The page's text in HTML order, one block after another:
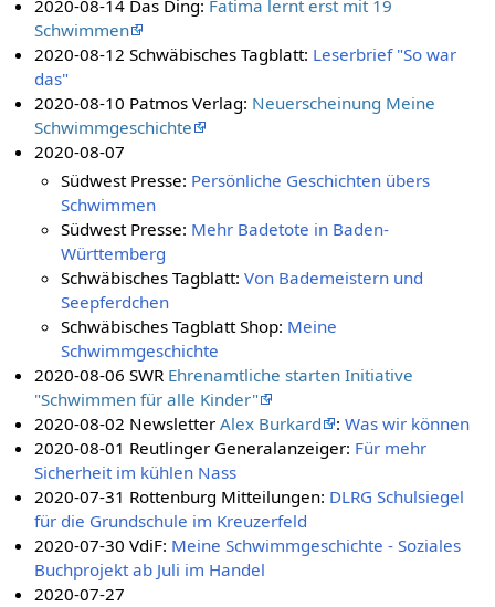
2020-08-14 Das Ding: Fatima lernt erst mit 19
Schwimmen
2020-08-12 Schwäbisches Tagblatt: Leserbrief "So war
das"
2020-08-10 Patmos Verlag: Neuerscheinung Meine
Schwimmgeschichte
2020-08-07
Südwest Presse: Persönliche Geschichten übers
Schwimmen
Südwest Presse: Mehr Badetote in Baden-
Württemberg
Schwäbisches Tagblatt:Von Bademeistern und
Seepferdchen
Schwäbisches Tagblatt Shop: Meine
Schwimmgeschichte
2020-08-06 SWR Ehrenamtliche starten Initiative
"Schwimmen für alle Kinder"
2020-08-02 NewsletterAlex Burkard :Was wir können
2020-08-01 Reutlinger Generalanzeiger: Für mehr
Sicherheit im kühlen Nass
2020-07-31 Rottenburg Mitteilungen: DLRG Schulsiegel
für die Grundschule im Kreuzerfeld
2020-07-30 VdiF: Meine Schwimmgeschichte - Soziales
Buchprojekt ab Juli im Handel
2020-07-27